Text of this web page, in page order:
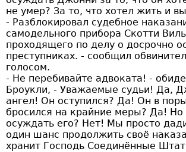
не умер? За то, что хотел жить и
- Разблокировал судебное
самодельного прибора Скотти
проходящего по делу о досрочно
преступниках. - сообщил
голосом.
- Не перебивайте адвоката! -
Броукли, - Уважаемые судьи! Да,
ангел! Он оступился? Да! Он в
бросился на крайние меры? Да!
осуждать его? Нет! Мы просто
один шанс продолжить своё
хранит Господь Соединённые